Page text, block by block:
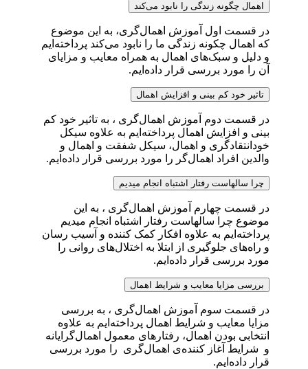
اهمال چگونه زندگی را نابود می‌کند
در قسمت اول آموزش اهمال‌گری، به این موضوع
که اهمال چکونه زندگی ما را نابود می‌کند پرداخته‌ایم
و دلیل و سبک‌های اهمال به همراه معایب و مزایای
آن را مورد بررسی قرار داده‌ایم.
تاثیر خود کم بینی و افزایش اهمال
در قسمت دوم آموزش اهمال‌گری ، به تاثیر خود کم
بینی و افزایش اهمال پرداخته‌ایم به علاوه سیکل
خودانتقادگری و اهمال، سیکل شفقت و اهمال و
والدین افراد اهمال‌گر را مورد بررسی قرار داده‌ایم.
چرا سالهاست رفتار اشتباه انجام میدیم
در قسمت چهارم آموزش اهمال‌گری ، به این
موضوع چرا سالهاست رفتار اشتباه انجام میدیم
پرداخته‌ایم به علاوه افکار کمک کننده و آسیب رسان
و راه‌های جلوگیری از ابتلا به اختلال‌های روانی را
مورد بررسی قرار داده‌ایم.
بررسی مزایا معایب و شرایط اهمال
در قسمت سوم آموزش اهمال‌گری ، به بررسی
مزایا معایب و شرایط اهمال پرداخته‌ایم به علاوه
انتخابی بودن اهمال، رفتارهای معمول اهمال‌گرایانه
و شرایط آغاز کننده‌ی اهمال‌گری را مورد بررسی
قرار داده‌ایم.